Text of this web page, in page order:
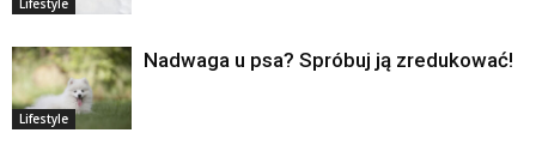
Lifestyle
Nadwaga u psa? Spróbuj ją zredukować!